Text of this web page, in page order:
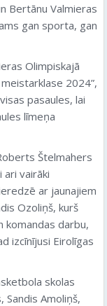
Bertānu Valmieras
gan sporta, gan
Olimpiskajā
2024”,
pasaules, lai
līmeņa
Štelmahers
ari vairāki
ar jaunajiem
Ozoliņš, kurš
komandas darbu,
izcīnījusi Eirolīgas
skolas
Sandis Amoliņš,